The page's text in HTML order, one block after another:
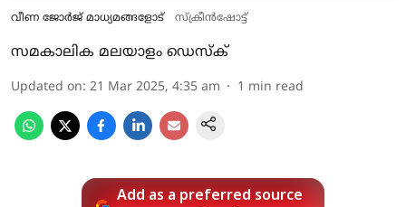
വീണ ജോര്‍ജ് മാധ്യമങ്ങളോട് സ്ക്രീൻഷോട്ട്
സമകാലിക മലയാളം ഡെസ്ക്
Updated on: 21 Mar 2025, 4:35 am 1 min read
Add as a preferred source